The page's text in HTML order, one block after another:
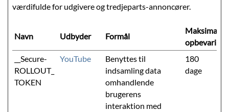
værdifulde for udgivere og tredjeparts-annoncører.
Navn Udbyder Formål
Maksimal
__Secure-
ROLLOUT_
TOKEN
YouTube
Benyttes til
indsamling data
omhandlende
brugerens
interaktion med
180
dage